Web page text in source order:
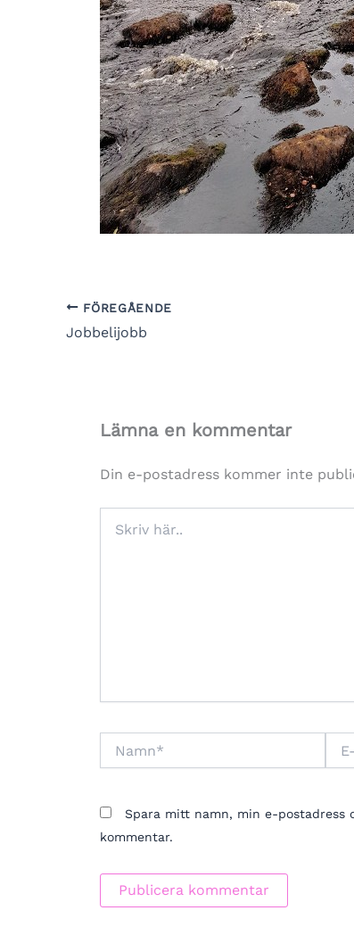
FÖREGÅENDE
Jobbelijobb
Lämna en kommentar
Din e-postadress kommer inte
här..
Spara mitt namn, min e-postadress
kommentar.